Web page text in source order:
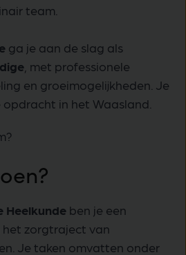
team.
ga je aan de slag als
, met professionele
en groeimogelijkheden. Je
in het Waasland.
Heelkunde ben je een
het zorgtraject van
Je taken omvatten onder